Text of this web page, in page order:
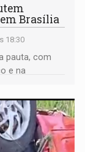
Brasília
18:30
pauta, com
e na